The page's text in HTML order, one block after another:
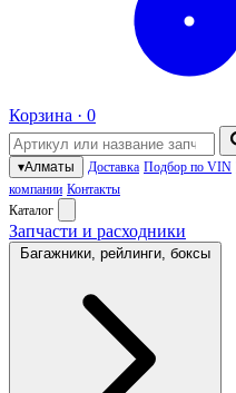
Корзина · 0
▾Алматы Доставка Подбор по VIN
компании Контакты
Каталог
Запчасти и расходники
Багажники, рейлинги, боксы